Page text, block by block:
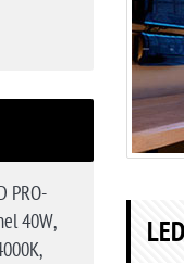
PRO-
40W,